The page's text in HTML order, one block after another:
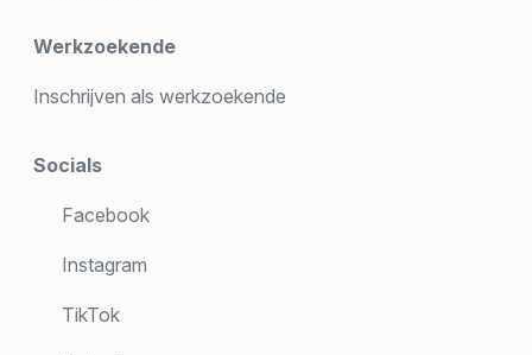
Werkzoekende
Inschrijven als werkzoekende
Socials
Facebook
Instagram
TikTok